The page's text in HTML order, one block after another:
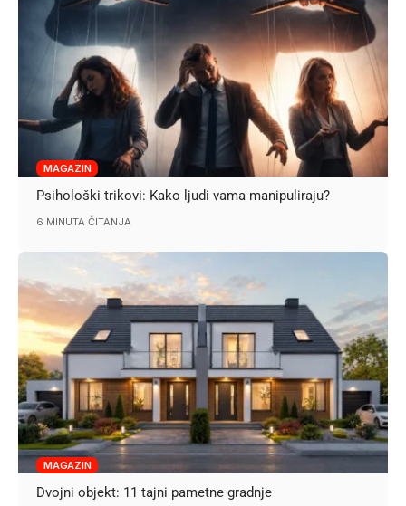
MAGAZIN
Psihološki trikovi: Kako ljudi vama manipuliraju?
6 MINUTA ČITANJA
MAGAZIN
Dvojni objekt: 11 tajni pametne gradnje